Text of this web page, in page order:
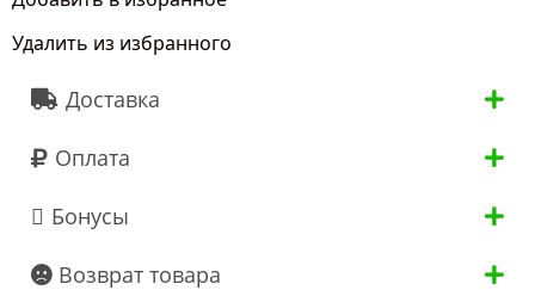
Удалить из избранного
Доставка
Оплата
Бонусы
Возврат товара